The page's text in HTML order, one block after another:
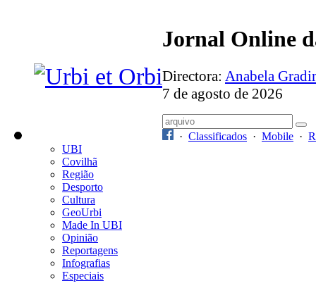
Jornal Online
Directora: Anabela
7 de agosto de 2026
· Classificados · Mobile ·
UBI
Covilhã
Região
Desporto
Cultura
GeoUrbi
Made In UBI
Opinião
Reportagens
Infografias
Especiais